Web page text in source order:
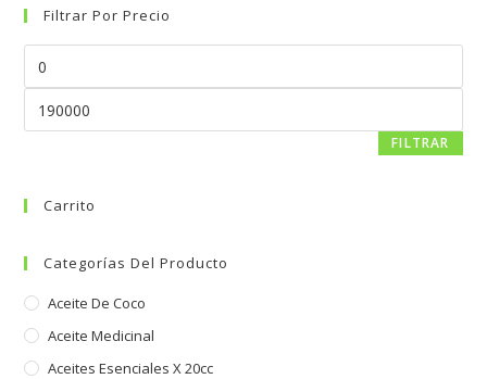
Filtrar Por Precio
FILTRAR
Carrito
Categorías Del Producto
Aceite De Coco
Aceite Medicinal
Aceites Esenciales X 20cc